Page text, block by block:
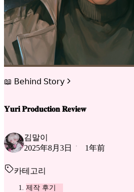
📖 𝖡𝖾𝗁𝗂𝗇𝖽 𝖲𝗍𝗈𝗋𝗒
𝐘𝐮𝐫𝐢 𝐏𝐫𝐨𝐝𝐮𝐜𝐭𝐢𝐨𝐧 𝐑𝐞𝐯𝐢𝐞𝐰
김말이
2025年8月3日
1年前
카테고리
제작 후기